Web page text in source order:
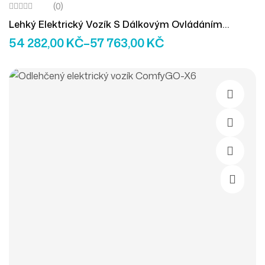
(0)
Lehký Elektrický Vozík S Dálkovým Ovládáním
MAJESTIC IQ-9000
54 282,00KČ–57 763,00KČ
Výběr